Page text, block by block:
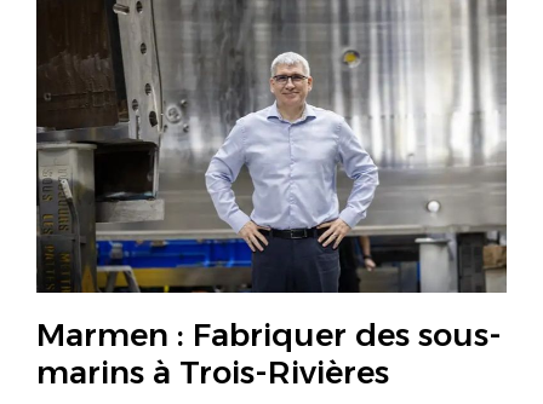
Marmen : Fabriquer des sous-
marins à Trois-Rivières